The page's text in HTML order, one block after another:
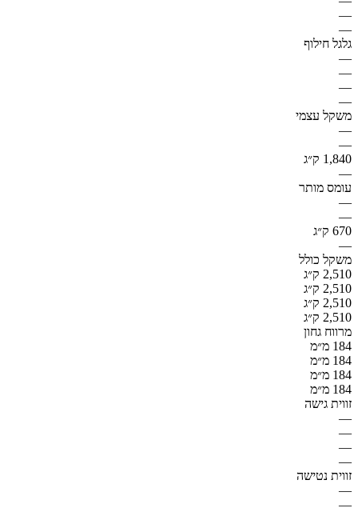
—
—
גלגל חילוף
—
—
—
—
משקל עצמי
—
—
1,840 ק״ג
—
עומס מותר
—
—
670 ק״ג
—
משקל כולל
2,510 ק״ג
2,510 ק״ג
2,510 ק״ג
2,510 ק״ג
מרווח גחון
184 מ״מ
184 מ״מ
184 מ״מ
184 מ״מ
זווית גישה
—
—
—
—
זווית נטישה
—
—